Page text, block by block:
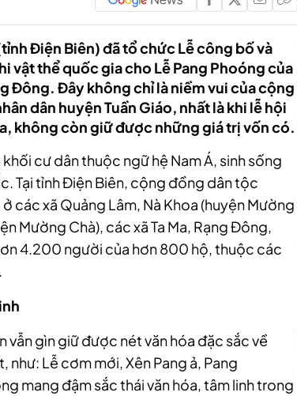
Điện Biên) đã tổ chức Lễ công bố và
vật thể quốc gia cho Lễ Pang Phoóng của
Đông. Đây không chỉ là niềm vui của cộng
dân huyện Tuần Giáo, nhất là khi lễ hội
không còn giữ được những giá trị vốn có.
cư dân thuộc ngữ hệ Nam Á, sinh sống
Tại tỉnh Điện Biên, cộng đồng dân tộc
các xã Quảng Lâm, Nà Khoa (huyện Mường
Mường Chà), các xã Ta Ma, Rạng Đông,
4.200 người của hơn 800 hộ, thuộc các
vẫn gìn giữ được nét văn hóa đặc sắc về
Lễ cơm mới, Xên Pang ả, Pang
mang đậm sắc thái văn hóa, tâm linh trong